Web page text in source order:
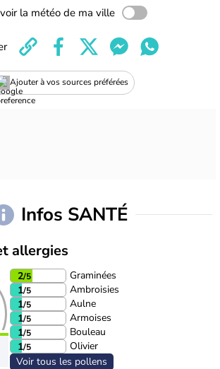
la météo de ma ville
Ajouter à vos sources préférées
Infos SANTÉ
allergies
2/5
Graminées
1/5
Ambroisies
1/5
Aulne
1/5
Armoises
1/5
Bouleau
1/5
Olivier
Voir tous les pollens